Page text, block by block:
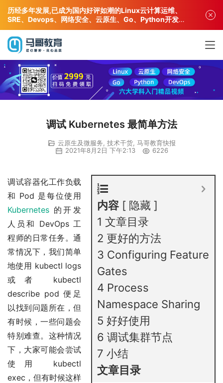
调试 Kubernetes 最简单方法
云原生及微服务 技术干货, 马哥教育快报
2021年8月2日 下午2:13
6226
内容
隐藏
1 文章目录
2 更好的方法
3 Configuring Feature
Gates
4 Process
Namespace Sharing
5 好好使用
6 调试集群节点
7 小结
文章目录
调试容器化工作负载
和 Pod 是每位使用
Kubernetes 的开发
人员和 DevOps 工
程师的日常任务。通
常情况下，我们简单
地使用 kubectl logs
或者 kubectl
describe pod 便足
以找到问题所在，但
有时候，一些问题会
特别难查。这种情况
下，大家可能会尝试
使用 kubectl
exec，但有时候这样
历经多年发展,已成为国内好评如潮的Linux云计算运维、
SRE、Devops、网络安全、云原生、Go、Python开发专
业人才培训机构!